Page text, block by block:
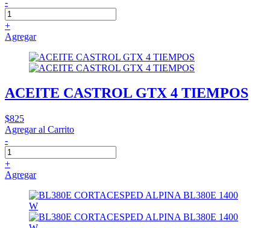
+
Agregar
ACEITE CASTROL GTX 4 TIEMPOS
$825
Agregar al Carrito
-
+
Agregar